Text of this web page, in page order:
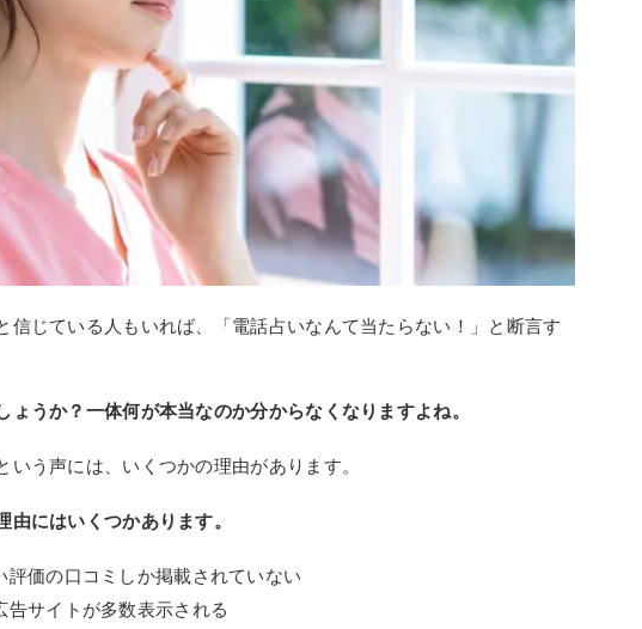
信じている人もいれば、「電話占いなんて当たらない！」と断言す
うか？一体何が本当なのか分からなくなりますよね。
う声には、いくつかの理由があります。
にはいくつかあります。
評価の口コミしか掲載されていない
サイトが多数表示される